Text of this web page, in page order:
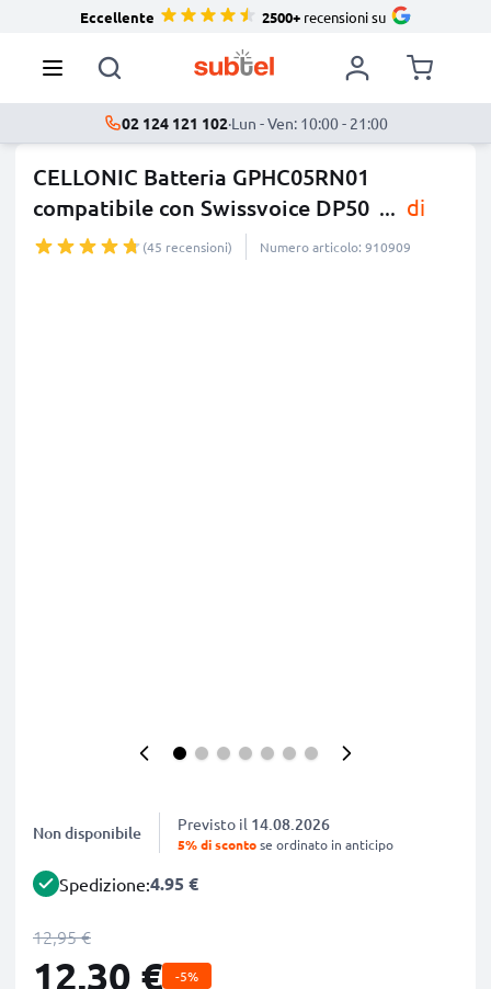
Eccellente 2500+recensioni su
02 124 121 102·Lun - Ven: 10:00 - 21:00
CELLONIC Batteria GPHC05RN01
compatibile con Swissvoice DP50 ... di
più
(45 recensioni) Numero articolo: 910909
Non disponibile Previsto il 14.08.2026
5% di scontose ordinato in anticipo
Spedizione:4.95 €
12,95 €
12,30 € -5%